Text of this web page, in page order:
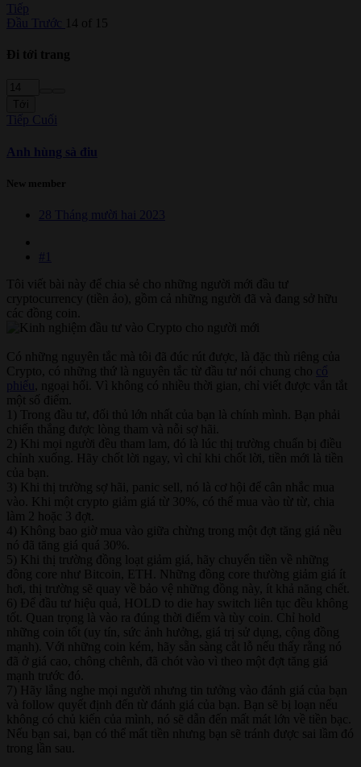
Tiếp
Đầu
Trước 14 of 15
Đi tới trang
Tiếp Cuối
Anh hùng sà điu
New member
28 Tháng mười hai 2023
#1
Tôi viết bài này để chia sẻ cho những người mới đầu tư
cryptocurrency (tiền ảo), gồm cả những người đã và đang sở hữu
các đồng coin.
Có những nguyên tắc mà tôi đã đúc rút được, là đặc thù riêng của
Crypto, có những thứ là nguyên tắc từ đầu tư nói chung cho cổ
phiếu
, ngoại hối. Vì không có nhiều thời gian, chỉ viết được vắn tắt
một số điểm.
1) Trong đầu tư, đối thủ lớn nhất của bạn là chính mình. Bạn phải
chiến thắng được lòng tham và nỗi sợ hãi.
2) Khi mọi người đều tham lam, đó là lúc thị trường chuẩn bị điều
chỉnh xuống. Hãy chốt lời ngay, vì chỉ khi chốt lời, tiền mới là tiền
của bạn.
3) Khi thị trường sợ hãi, panic sell, nó là cơ hội để cân nhắc mua
vào. Khi một crypto giảm giá từ 30%, có thể mua vào từ từ, chia
làm 2 hoặc 3 đợt.
4) Không bao giờ mua vào giữa chừng trong một đợt tăng giá nều
nó đã tăng giá quá 30%.
5) Khi thị trường đồng loạt giảm giá, hãy chuyển tiền về những
đồng core như Bitcoin, ETH. Những đồng core thường giảm giá ít
hơi, thị trường sẽ quay về bảo vệ những đồng này, ít khả năng chết.
6) Để đầu tư hiệu quả, HOLD to die hay switch liên tục đều không
tốt. Quan trọng là vào ra đúng thời điểm và tùy coin. Chỉ hold
những coin tốt (uy tín, sức ảnh hưởng, giá trị sử dụng, cộng đồng
mạnh). Với những coin kém, hãy sẵn sàng cắt lỗ nếu thấy rằng nó
đã ở giá cao, chông chênh, đã chót vào vì theo một đợt tăng giá
mạnh trước đó.
7) Hãy lắng nghe mọi người nhưng tin tưởng vào đánh giá của bạn
và follow quyết định đến từ đánh giá của bạn. Bạn sẽ bị loạn nếu
không có chủ kiến của mình, nó sẽ dẫn đến mất mát lớn về tiền bạc.
Nếu bạn sai, bạn có thể mất tiền nhưng bạn sẽ tránh được sai lầm đó
trong lần sau.